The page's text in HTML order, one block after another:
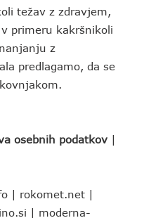
težav z zdravjem,
primeru kakršnikoli
z
predlagamo, da se
osebnih podatkov |
| rokomet.net |
| moderna-